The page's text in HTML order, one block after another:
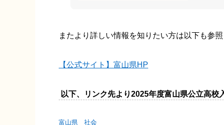
またより詳しい情報を知りたい方は以下も参照
【公式サイト】富山県HP
以下、リンク先より2025年度富山県公立高校
富山県 社会